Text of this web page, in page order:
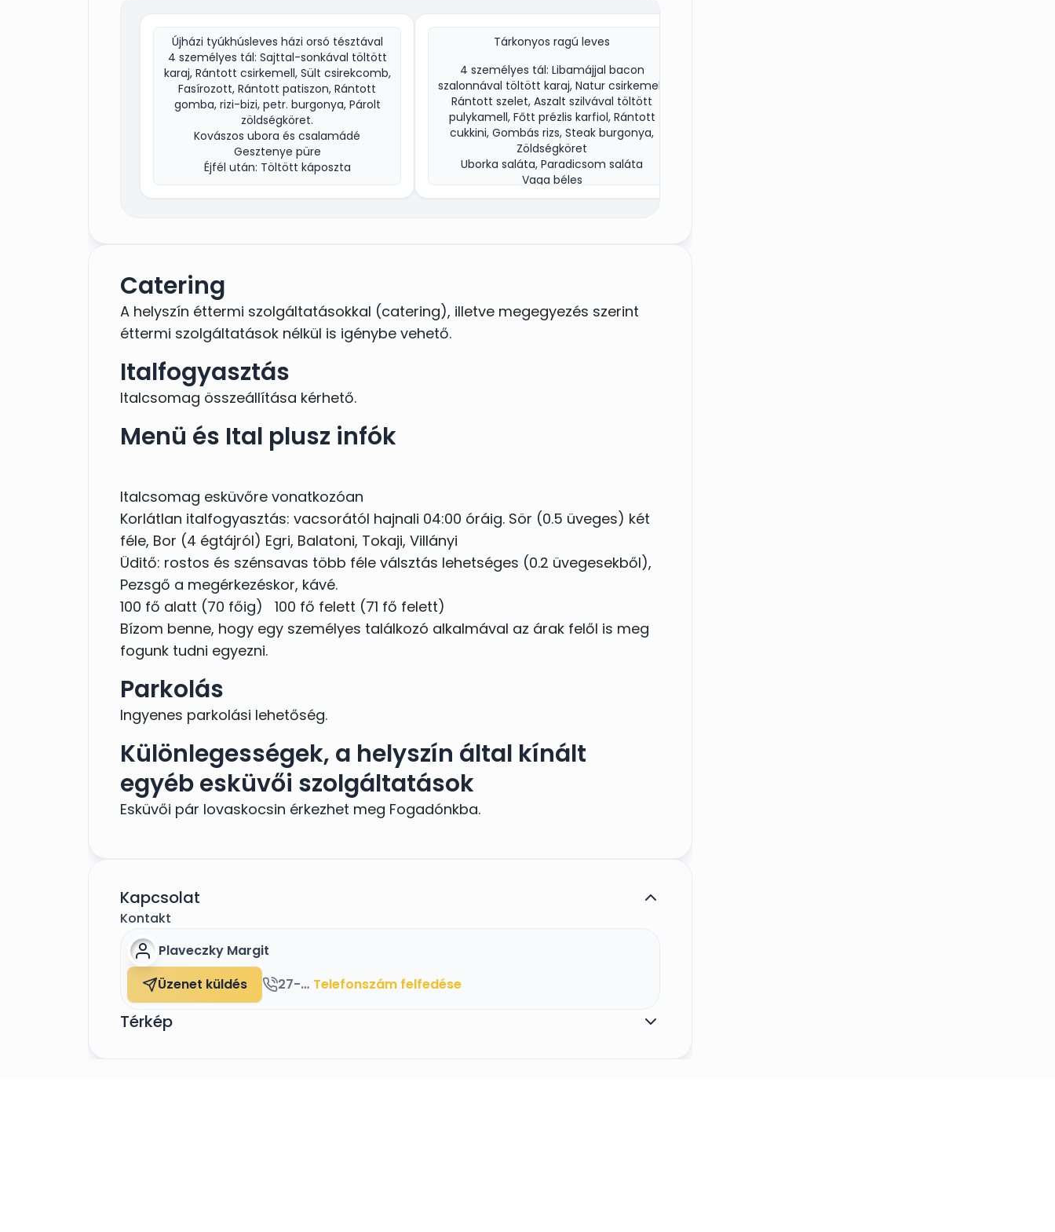
Újházi tyúkhúsleves házi orsó tésztával
4 személyes tál: Sajttal-sonkával töltött
karaj, Rántott csirkemell, Sült csirekcomb,
Fasírozott, Rántott patiszon, Rántott
gomba, rizi-bizi, petr. burgonya, Párolt
zöldségköret.
Kovászos ubora és csalamádé
Gesztenye püre
Éjfél után: Töltött káposzta
Tárkonyos ragú leves
4 személyes tál: Libamájjal bacon
szalonnával töltött karaj, Natur csirkemell,
Rántott szelet, Aszalt szilvával töltött
pulykamell, Főtt prézlis karfiol, Rántott
cukkini, Gombás rizs, Steak burgonya,
Zöldségköret
Uborka saláta, Paradicsom saláta
Vaga béles
Catering
A helyszín éttermi szolgáltatásokkal (catering), illetve megegyezés szerint
éttermi szolgáltatások nélkül is igénybe vehető.
Italfogyasztás
Italcsomag összeállítása kérhető.
Menü és Ital plusz infók
Italcsomag esküvőre vonatkozóan
Korlátlan italfogyasztás: vacsorától hajnali 04:00 óráig. Sör (0.5 üveges) két
féle, Bor (4 égtájról) Egri, Balatoni, Tokaji, Villányi
Üditő: rostos és szénsavas több féle válsztás lehetséges (0.2 üvegesekből),
Pezsgő a megérkezéskor, kávé.
100 fő alatt (70 főig) 100 fő felett (71 fő felett)
Bízom benne, hogy egy személyes találkozó alkalmával az árak felől is meg
fogunk tudni egyezni.
Parkolás
Ingyenes parkolási lehetőség.
Különlegességek, a helyszín által kínált
egyéb esküvői szolgáltatások
Esküvői pár lovaskocsin érkezhet meg Fogadónkba.
Kapcsolat
Kontakt
Plaveczky Margit
Üzenet küldés
27-375-074 Telefonszám felfedése
Térkép